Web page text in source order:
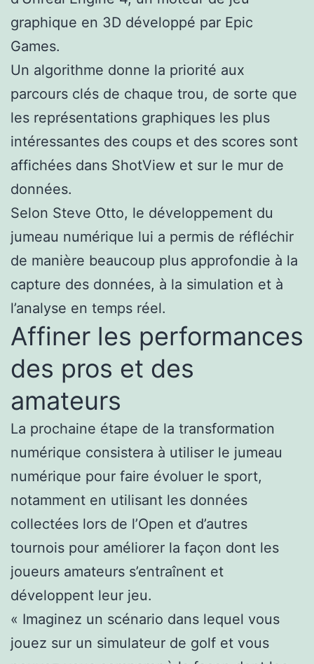
graphique en 3D développé par Epic
Games.
Un algorithme donne la priorité aux
parcours clés de chaque trou, de sorte que
les représentations graphiques les plus
intéressantes des coups et des scores sont
affichées dans ShotView et sur le mur de
données.
Selon Steve Otto, le développement du
jumeau numérique lui a permis de réfléchir
de manière beaucoup plus approfondie à la
capture des données, à la simulation et à
l’analyse en temps réel.
Affiner les performances
des pros et des
amateurs
La prochaine étape de la transformation
numérique consistera à utiliser le jumeau
numérique pour faire évoluer le sport,
notamment en utilisant les données
collectées lors de l’Open et d’autres
tournois pour améliorer la façon dont les
joueurs amateurs s’entraînent et
développent leur jeu.
« Imaginez un scénario dans lequel vous
jouez sur un simulateur de golf et vous